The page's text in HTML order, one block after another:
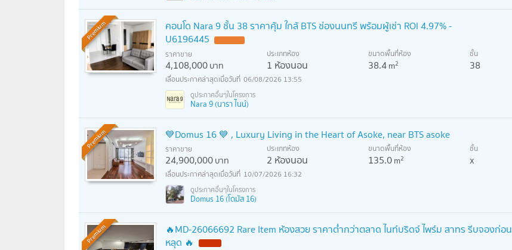
Premium
คอนโด Nara 9 ชั้น 38 ราคาคุ้ม ใกล้ BTS ช่องนนทรี พร้อมผู้เช่า ROI 4.97% -
U6196445
ราคาขาย
4,108,000บาท
ประเภทห้อง
1 ห้องนอน
ขนาดพื้นที่ห้อง
38.4m2
ชั้น
38
06/08/2026 13:55
Nara 9 (นารา ไนน์)
Premium 💙Domus 16 💙 , Luxury Living in the Heart of Asoke, near BTS asoke
ราคาขาย
24,900,000บาท
ประเภทห้อง
2 ห้องนอน
ขนาดพื้นที่ห้อง
135.0m2
ชั้น
x
10/07/2026 16:32
Domus 16 (โดมัส 16)
Premium
🔥MD-26066692 Rare Item ห้องสวย ราคาต่ำกว่าตลาด ไนท์บริดจ์ ไพร์ม สาทร รีบจองก่อน
หลุด 🔥